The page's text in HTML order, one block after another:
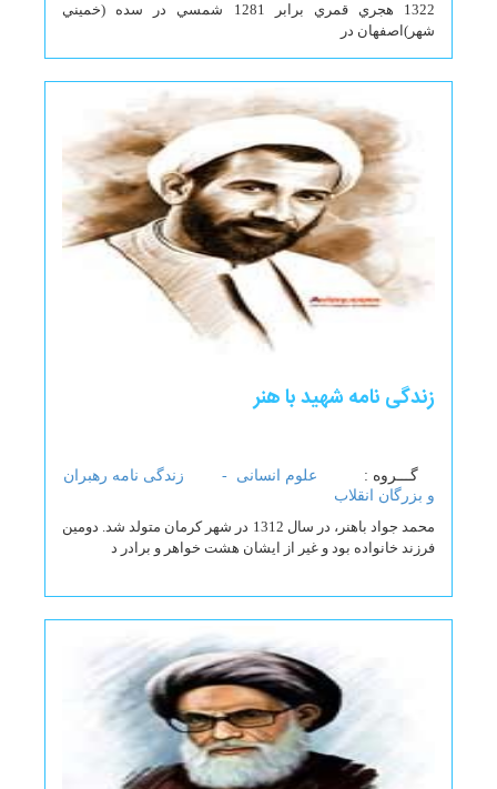
1322 هجري قمري برابر 1281 شمسي در سده (خميني
شهر)‌اصفهان در
زندگی نامه شهید با هنر
گـــروه : علوم انسانی -
زندگی نامه رهبران
و بزرگان انقلاب
محمد جواد باهنر، در سال 1312 در شهر كرمان متولد شد. دومين
فرزند خانواده بود و غير از ايشان هشت خواهر و برادر د